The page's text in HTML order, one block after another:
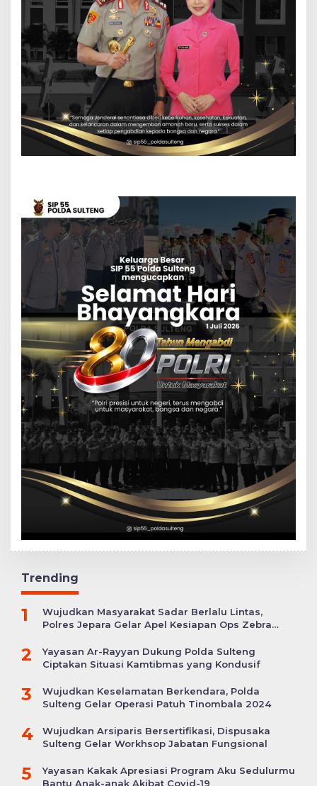
Trending
1
Wujudkan Masyarakat Sadar Berlalu Lintas,
Polres Jepara Gelar Apel Kesiapan Ops Zebra
2
Yayasan Ar-Rayyan Dukung Polda Sulteng
Ciptakan Situasi Kamtibmas yang Kondusif
3
Wujudkan Keselamatan Berkendara, Polda
Sulteng Gelar Operasi Patuh Tinombala 2024
4
Wujudkan Arsiparis Bersertifikasi, Dispusaka
Sulteng Gelar Workhsop Jabatan Fungsional
5
Yayasan Kakak Apresiasi Program Aku Sedulurmu
Bantu Anak-anak Akibat Covid-19